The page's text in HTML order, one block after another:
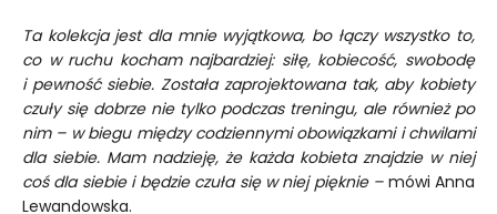
Ta kolekcja jest dla mnie wyjątkowa, bo łączy wszystko to,
co w ruchu kocham najbardziej: siłę, kobiecość, swobodę
i pewność siebie. Została zaprojektowana tak, aby kobiety
czuły się dobrze nie tylko podczas treningu, ale również po
nim – w biegu między codziennymi obowiązkami i chwilami
dla siebie. Mam nadzieję, że każda kobieta znajdzie w niej
coś dla siebie i będzie czuła się w niej pięknie –mówi Anna
Lewandowska.